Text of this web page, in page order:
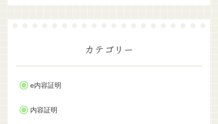
カテゴリー
e内容証明
内容証明